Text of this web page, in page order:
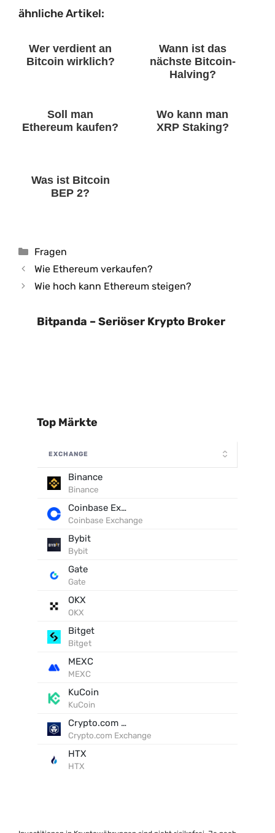
ähnliche Artikel:
Wer verdient an
Bitcoin wirklich?
Wann ist das
nächste Bitcoin-
Halving?
Soll man
Ethereum kaufen?
Wo kann man
XRP Staking?
Was ist Bitcoin
BEP 2?
Kategorien
Fragen
Wie Ethereum verkaufen?
Wie hoch kann Ethereum steigen?
Bitpanda – Seriöser Krypto Broker
Top Märkte
EXCHANGE
Binance
Binance
Coinbase Exchange
Coinbase Exchange
Bybit
Bybit
Gate
Gate
OKX
OKX
Bitget
Bitget
MEXC
MEXC
KuCoin
KuCoin
Crypto.com Exchange
Crypto.com Exchange
HTX
HTX